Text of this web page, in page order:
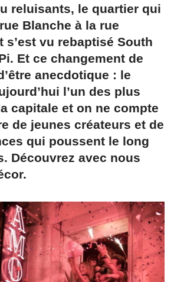
reluisants, le quartier qui
Blanche à la rue
s’est vu rebaptisé South
Et ce changement de
anecdotique : le
l’un des plus
capitale et on ne compte
de jeunes créateurs et de
qui poussent le long
Découvrez avec nous